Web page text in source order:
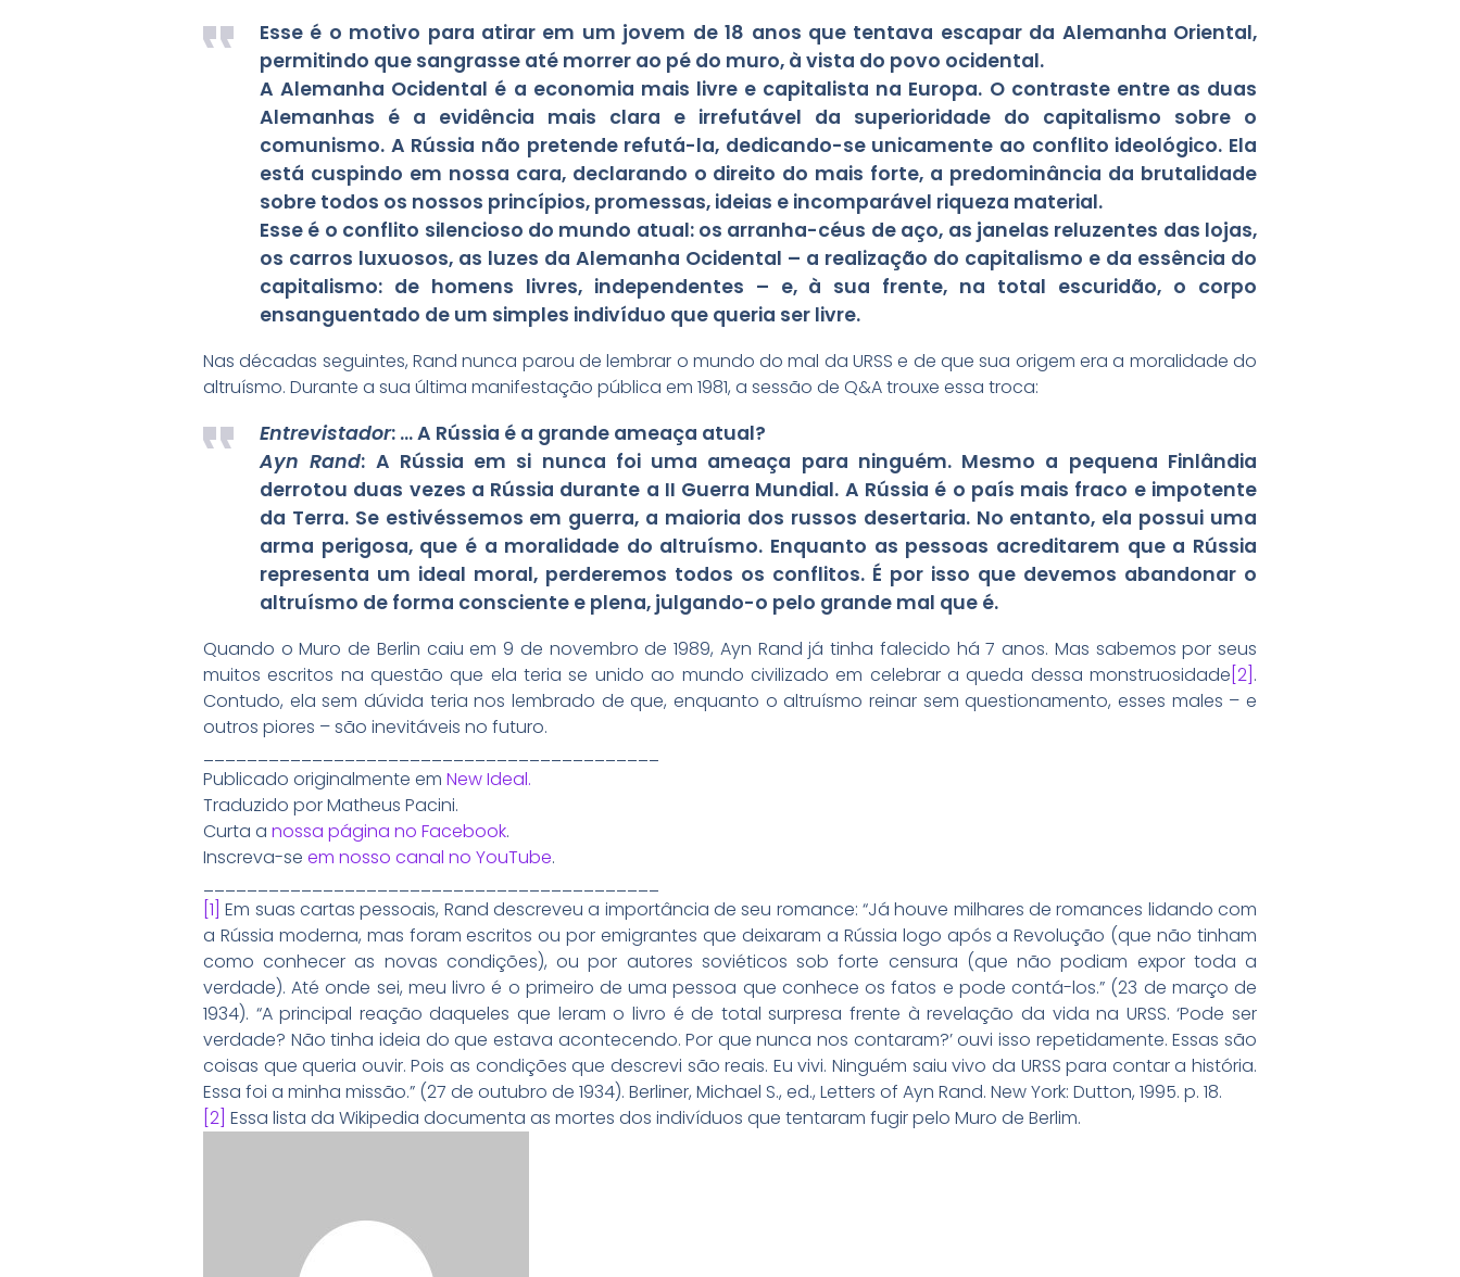
Esse é o motivo para atirar em um jovem de 18 anos que tentava escapar da Alemanha Oriental,
permitindo que sangrasse até morrer ao pé do muro, à vista do povo ocidental.
A Alemanha Ocidental é a economia mais livre e capitalista na Europa. O contraste entre as duas
Alemanhas é a evidência mais clara e irrefutável da superioridade do capitalismo sobre o
comunismo. A Rússia não pretende refutá-la, dedicando-se unicamente ao conflito ideológico. Ela
está cuspindo em nossa cara, declarando o direito do mais forte, a predominância da brutalidade
sobre todos os nossos princípios, promessas, ideias e incomparável riqueza material.
Esse é o conflito silencioso do mundo atual: os arranha-céus de aço, as janelas reluzentes das lojas,
os carros luxuosos, as luzes da Alemanha Ocidental – a realização do capitalismo e da essência do
capitalismo: de homens livres, independentes – e, à sua frente, na total escuridão, o corpo
ensanguentado de um simples indivíduo que queria ser livre.
Nas décadas seguintes, Rand nunca parou de lembrar o mundo do mal da URSS e de que sua origem era a moralidade do
altruísmo. Durante a sua última manifestação pública em 1981, a sessão de Q&A trouxe essa troca:
Entrevistador: … A Rússia é a grande ameaça atual?
Ayn Rand: A Rússia em si nunca foi uma ameaça para ninguém. Mesmo a pequena Finlândia
derrotou duas vezes a Rússia durante a II Guerra Mundial. A Rússia é o país mais fraco e impotente
da Terra. Se estivéssemos em guerra, a maioria dos russos desertaria. No entanto, ela possui uma
arma perigosa, que é a moralidade do altruísmo. Enquanto as pessoas acreditarem que a Rússia
representa um ideal moral, perderemos todos os conflitos. É por isso que devemos abandonar o
altruísmo de forma consciente e plena, julgando-o pelo grande mal que é.
Quando o Muro de Berlin caiu em 9 de novembro de 1989, Ayn Rand já tinha falecido há 7 anos. Mas sabemos por seus
muitos escritos na questão que ela teria se unido ao mundo civilizado em celebrar a queda dessa monstruosidade [2] .
Contudo, ela sem dúvida teria nos lembrado de que, enquanto o altruísmo reinar sem questionamento, esses males – e
outros piores – são inevitáveis no futuro.
Publicado originalmente em New Ideal.
Traduzido por Matheus Pacini.
Curta a nossa página no Facebook.
Inscreva-se em nosso canal no YouTube.
[1] Em suas cartas pessoais, Rand descreveu a importância de seu romance: “Já houve milhares de romances lidando com
a Rússia moderna, mas foram escritos ou por emigrantes que deixaram a Rússia logo após a Revolução (que não tinham
como conhecer as novas condições), ou por autores soviéticos sob forte censura (que não podiam expor toda a
verdade). Até onde sei, meu livro é o primeiro de uma pessoa que conhece os fatos e pode contá-los.” (23 de março de
1934). “A principal reação daqueles que leram o livro é de total surpresa frente à revelação da vida na URSS. ‘Pode ser
verdade? Não tinha ideia do que estava acontecendo. Por que nunca nos contaram?’ ouvi isso repetidamente. Essas são
coisas que queria ouvir. Pois as condições que descrevi são reais. Eu vivi. Ninguém saiu vivo da URSS para contar a história.
Essa foi a minha missão.” (27 de outubro de 1934). Berliner, Michael S., ed., Letters of Ayn Rand. New York: Dutton, 1995. p. 18.
[2] Essa lista da Wikipedia documenta as mortes dos indivíduos que tentaram fugir pelo Muro de Berlim.